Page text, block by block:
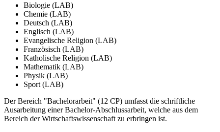
Biologie (LAB)
Chemie (LAB)
Deutsch (LAB)
Englisch (LAB)
Evangelische Religion (LAB)
Französisch (LAB)
Katholische Religion (LAB)
Mathematik (LAB)
Physik (LAB)
Sport (LAB)
Der Bereich "Bachelorarbeit" (12 CP) umfasst die schriftliche
Ausarbeitung einer Bachelor-Abschlussarbeit, welche aus dem
Bereich der Wirtschaftswissenschaft zu erbringen ist.